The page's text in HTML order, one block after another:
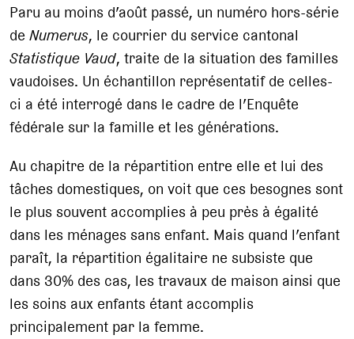
Paru au moins d’août passé, un numéro hors-série
deNumerus, le courrier du service cantonal
Statistique Vaud, traite de la situation des familles
vaudoises. Un échantillon représentatif de celles-
ci a été interrogé dans le cadre de l’Enquête
fédérale sur la famille et les générations.
Au chapitre de la répartition entre elle et lui des
tâches domestiques, on voit que ces besognes sont
le plus souvent accomplies à peu près à égalité
dans les ménages sans enfant. Mais quand l’enfant
paraît, la répartition égalitaire ne subsiste que
dans 30% des cas, les travaux de maison ainsi que
les soins aux enfants étant accomplis
principalement par la femme.